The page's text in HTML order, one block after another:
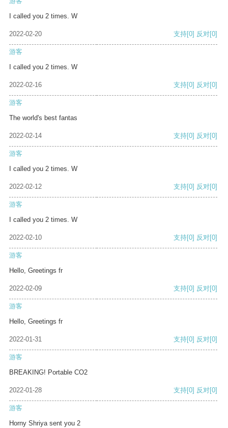
I called you 2 times. W
2022-02-20 支持[0] 反对[0]
游客
I called you 2 times. W
2022-02-16 支持[0] 反对[0]
游客
The world's best fantas
2022-02-14 支持[0] 反对[0]
游客
I called you 2 times. W
2022-02-12 支持[0] 反对[0]
游客
I called you 2 times. W
2022-02-10 支持[0] 反对[0]
游客
Hello, Greetings fr
2022-02-09 支持[0] 反对[0]
游客
Hello, Greetings fr
2022-01-31 支持[0] 反对[0]
游客
BREAKING! Portable CO2
2022-01-28 支持[0] 反对[0]
游客
Horny Shriya sent you 2